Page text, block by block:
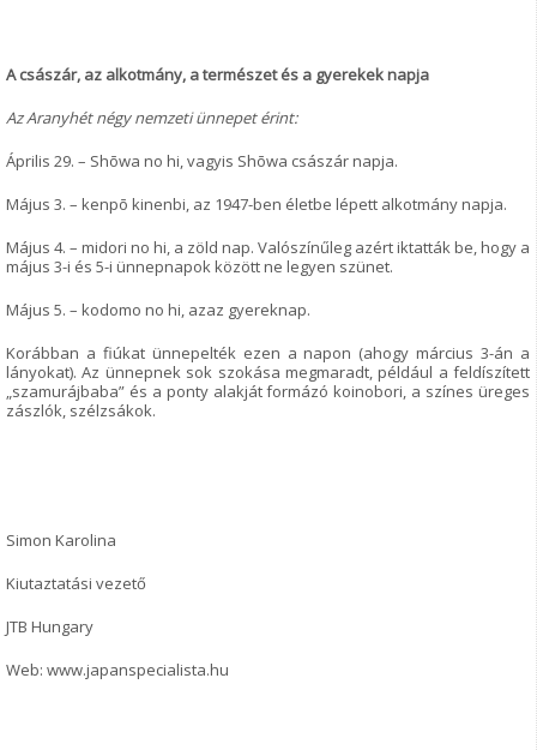
A császár, az alkotmány, a természet és a gyerekek napja
Az Aranyhét négy nemzeti ünnepet érint:
Április 29. – Shōwa no hi, vagyis Shōwa császár napja.
Május 3. – kenpō kinenbi, az 1947-ben életbe lépett alkotmány napja.
Május 4. – midori no hi, a zöld nap. Valószínűleg azért iktatták be, hogy a
május 3-i és 5-i ünnepnapok között ne legyen szünet.
Május 5. – kodomo no hi, azaz gyereknap.
Korábban a fiúkat ünnepelték ezen a napon (ahogy március 3-án a
lányokat). Az ünnepnek sok szokása megmaradt, például a feldíszített
„szamurájbaba” és a ponty alakját formázó koinobori, a színes üreges
zászlók, szélzsákok.
Simon Karolina
Kiutaztatási vezető
JTB Hungary
Web: www.japanspecialista.hu